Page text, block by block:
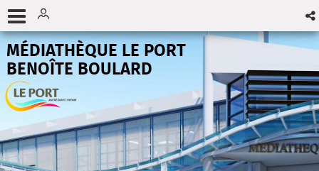
MÉDIATHÈQUE LE PORT
BENOÎTE BOULARD